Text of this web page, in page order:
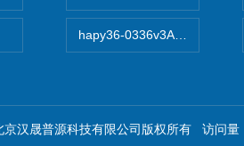
hapy36-0336v3A高精度小型
汉晟普源科技有限公司版权所有 访问量